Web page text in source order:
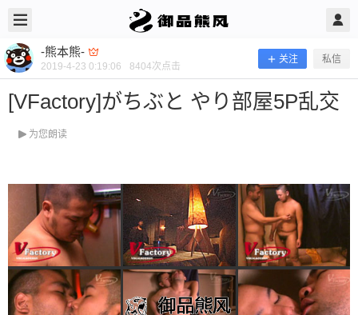
-熊本熊-
2019-4-23 0:19:06 8404次点击
关注 私信
[VFactory]がちぶと やり部屋5P乱交
为您朗读
-熊本熊- @ 御品熊风 2019/4/23
[VFactory]がちぶと やり部屋5P乱交